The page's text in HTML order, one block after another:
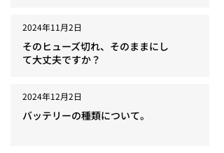
2024年11月2日
そのヒューズ切れ、そのままにし
て大丈夫ですか？
2024年12月2日
バッテリーの種類について。